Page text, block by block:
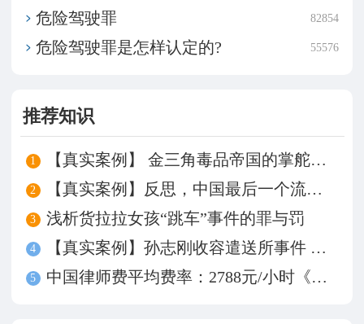
危险驾驶罪 82854
危险驾驶罪是怎样认定的? 55576
推荐知识
1 【真实案例】 金三角毒品帝国的掌舵人——坤沙
2 【真实案例】反思，中国最后一个流氓罪——牛玉强
3 浅析货拉拉女孩“跳车”事件的罪与罚
4 【真实案例】孙志刚收容遣送所事件 谁来为被殴致死买单？
5 中国律师费平均费率：2788元/小时《中国律师事务所费率调查》发布